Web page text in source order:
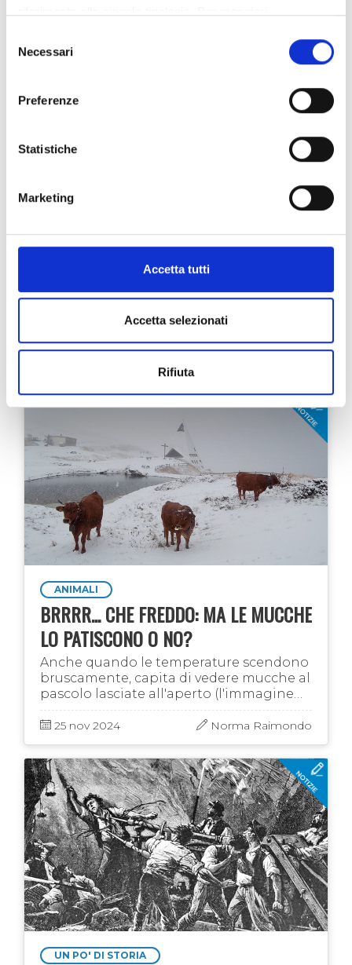
delNecessari
Preferenze
Statistiche
Marketing
Accetta tutti
Accetta selezionati
Rifiuta
UN PO' DI STORIA
(CARGIORE) NELLE OPERE DI
Nell’agosto del 1901 Luigi Pirandello
e i figli Stefano, Lietta e Fausto per un
soggiorno di alcune settimane accanto
ANIMALI
BRRRR... CHE FREDDO: MA LE MUCCHE
LO PATISCONO O NO?
Anche quando le temperature scendono
bruscamente, capita di vedere mucche al
pascolo lasciate all'aperto (l'immagine
sopra al titolo è stata scattata ai 2000
metri del Moncenisio!): dall' …
25 nov 2024 Norma Raimondo
UN PO' DI STORIA